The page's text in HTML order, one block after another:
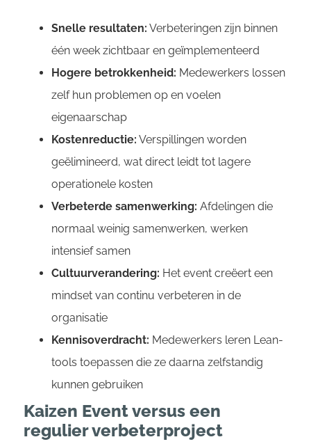
Snelle resultaten: Verbeteringen zijn binnen
één week zichtbaar en geïmplementeerd
Hogere betrokkenheid: Medewerkers lossen
zelf hun problemen op en voelen
eigenaarschap
Kostenreductie: Verspillingen worden
geëlimineerd, wat direct leidt tot lagere
operationele kosten
Verbeterde samenwerking: Afdelingen die
normaal weinig samenwerken, werken
intensief samen
Cultuurverandering: Het event creëert een
mindset van continu verbeteren in de
organisatie
Kennisoverdracht: Medewerkers leren Lean-
tools toepassen die ze daarna zelfstandig
kunnen gebruiken
Kaizen Event versus een
regulier verbeterproject